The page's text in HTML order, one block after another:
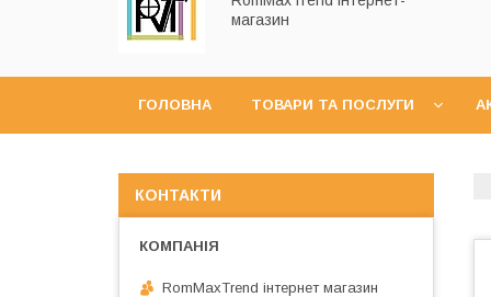
магазин
ГОЛОВНА ТОВАРИ ТА ПОСЛУГИ
КОНТАКТИ
RomMaxTrend інтернет магазин